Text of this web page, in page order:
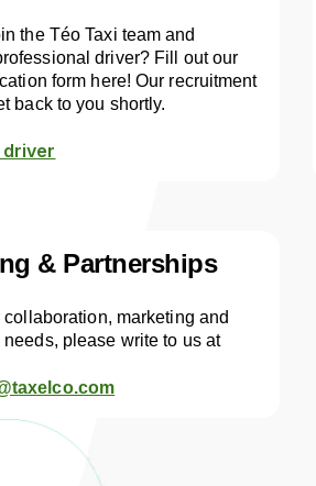
the Téo Taxi team and
driver? Fill out our
form here! Our recruitment
back to you shortly.
driver
& Partnerships
collaboration, marketing and
needs, please write to us at